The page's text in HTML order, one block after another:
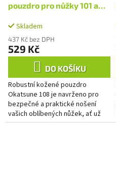
pouzdro pro nůžky 101 a
Skladem
437 Kč bez DPH
529 Kč
DO KOŠÍKU
Robustní kožené pouzdro
Okatsune 108 je navrženo pro
bezpečné a praktické nošení
vašich oblíbených nůžek, ať už
jste kdekoli. Díky pevnému